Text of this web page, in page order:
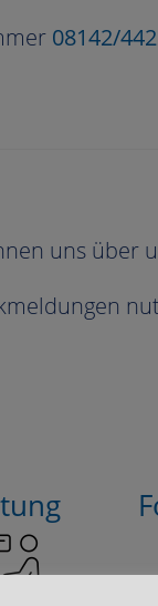
08142/
uns über